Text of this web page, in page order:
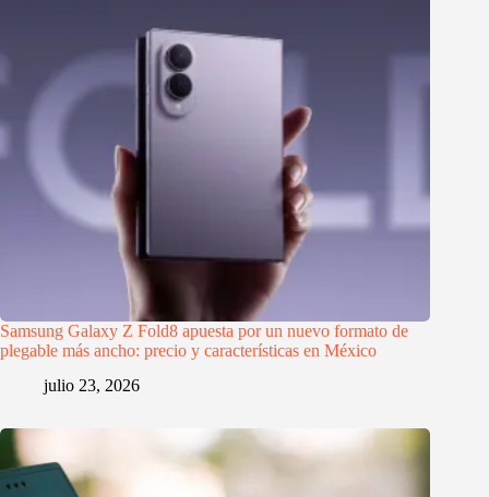
Samsung Galaxy Z Fold8 apuesta por un nuevo formato de
plegable más ancho: precio y características en México
julio 23, 2026